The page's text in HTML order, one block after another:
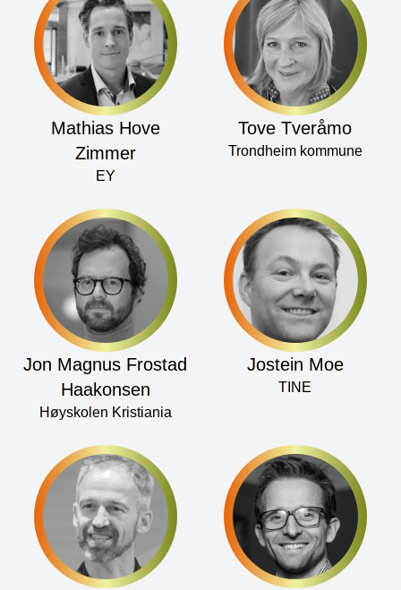
Mathias Hove
Zimmer
EY
Tove Tveråmo
Trondheim kommune
Jon Magnus Frostad
Haakonsen
Høyskolen Kristiania
Jostein Moe
TINE